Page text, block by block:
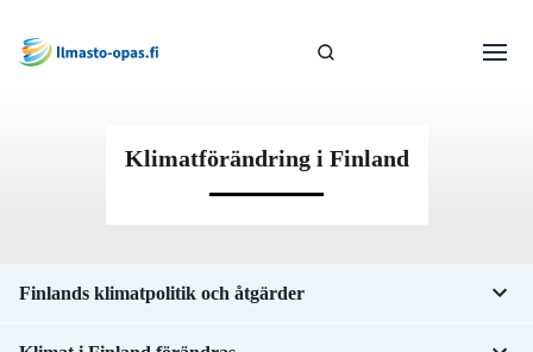
Klimatförändring i Finland
Finlands klimatpolitik och åtgärder